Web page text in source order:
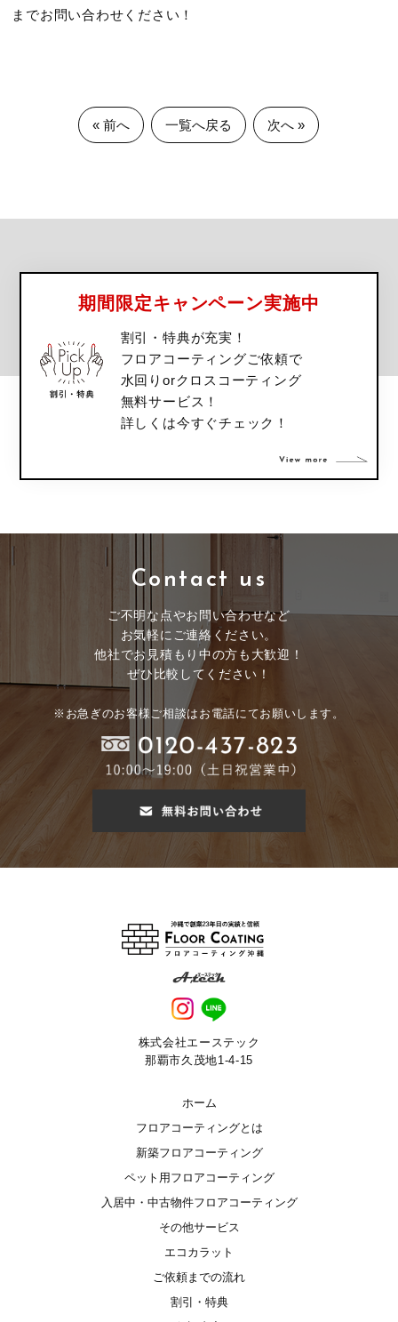
までお問い合わせください！
« 前へ 一覧へ戻る 次へ »
期間限定キャンペーン実施中
割引・特典が充実！
フロアコーティングご依頼で
水回りorクロスコーティング
無料サービス！
詳しくは今すぐチェック！
Contact us
ご不明な点やお問い合わせなど
お気軽にご連絡ください。
他社でお見積もり中の方も大歓迎！
ぜひ比較してください！
※お急ぎのお客様ご相談はお電話にてお願いします。
株式会社エーステック
那覇市久茂地1-4-15
ホーム
フロアコーティングとは
新築フロアコーティング
ペット用フロアコーティング
入居中・中古物件フロアコーティング
その他サービス
エコカラット
ご依頼までの流れ
割引・特典